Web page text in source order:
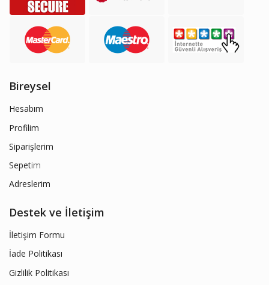
Bireysel
Hesabım
Profilim
Siparişlerim
Sepetim
Adreslerim
Destek ve İletişim
İletişim Formu
İade Politikası
Gizlilik Politikası